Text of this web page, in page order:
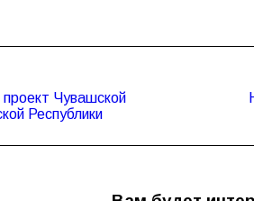
Чувашской
Республики